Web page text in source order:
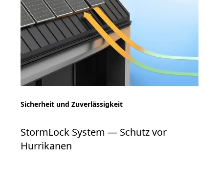
Sicherheit und Zuverlässigkeit
StormLock System — Schutz vor
Hurrikanen